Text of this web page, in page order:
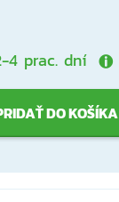
4 prac. dní
DO KOŠÍKA